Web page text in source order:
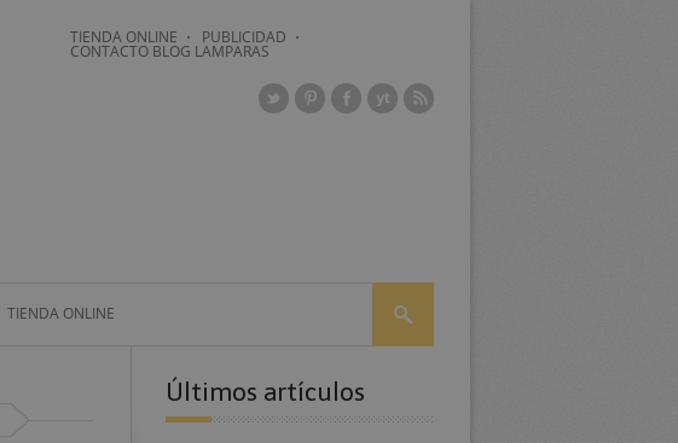
TIENDA ONLINE PUBLICIDAD
CONTACTO BLOG LAMPARAS
TIENDA ONLINE
Últimos artículos